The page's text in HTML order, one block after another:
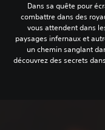
Dans sa quête pour
combattre dans des
vous attendent dans
paysages infernaux et
un chemin sanglant
découvrez des secrets